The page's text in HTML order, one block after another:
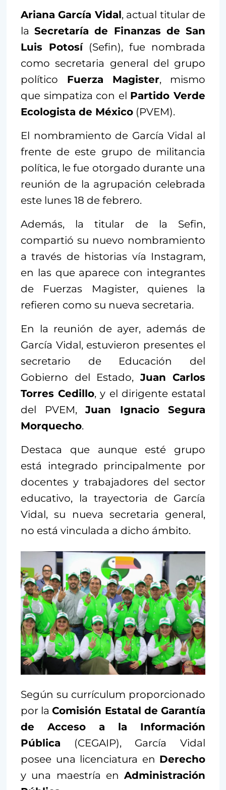
Ariana García Vidal, actual titular de
laSecretaría de Finanzas de San
Luis Potosí(Sefin), fue nombrada
como secretaria general del grupo
político Fuerza Magister, mismo
que simpatiza con el Partido Verde
Ecologista de México (PVEM).
El nombramiento de García Vidal al
frente de este grupo de militancia
política, le fue otorgado durante una
reunión de la agrupación celebrada
este lunes 18 de febrero.
Además, la titular de la Sefin,
compartió su nuevo nombramiento
a través de historias vía Instagram,
en las que aparece con integrantes
de Fuerzas Magister, quienes la
refieren como su nueva secretaria.
En la reunión de ayer, además de
García Vidal, estuvieron presentes el
secretario de Educación del
Gobierno del Estado,Juan Carlos
Torres Cedillo, y el dirigente estatal
del PVEM,Juan Ignacio Segura
Morquecho.
Destaca que aunque esté grupo
está integrado principalmente por
docentes y trabajadores del sector
educativo, la trayectoria de García
Vidal, su nueva secretaria general,
no está vinculada a dicho ámbito.
Según su currículum proporcionado
por laComisión Estatal de Garantía
de Acceso a la Información
Pública (CEGAIP), García Vidal
posee una licenciatura en Derecho
y una maestría en Administración